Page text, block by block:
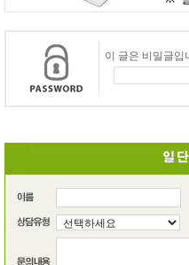
이 글은 비밀글입